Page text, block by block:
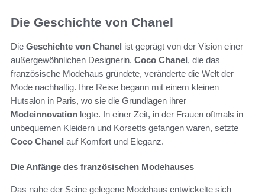
Die Geschichte von Chanel
Die Geschichte von Chanel ist geprägt von der Vision einer
außergewöhnlichen Designerin. Coco Chanel, die das
französische Modehaus gründete, veränderte die Welt der
Mode nachhaltig. Ihre Reise begann mit einem kleinen
Hutsalon in Paris, wo sie die Grundlagen ihrer
Modeinnovation legte. In einer Zeit, in der Frauen oftmals in
unbequemen Kleidern und Korsetts gefangen waren, setzte
Coco Chanel auf Komfort und Eleganz.
Die Anfänge des französischen Modehauses
Das nahe der Seine gelegene Modehaus entwickelte sich